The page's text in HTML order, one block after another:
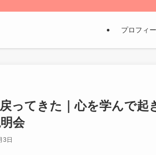
プロフィ
ってきた｜心を学んで起
会
3日